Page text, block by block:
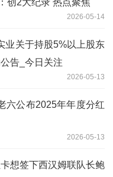
创2大纪录 热点聚焦
2026-05-14
业关于持股5%以上股东
告_今日关注
2026-05-13
六公布2025年年度分红
2026-05-13
想签下西汉姆联队长鲍